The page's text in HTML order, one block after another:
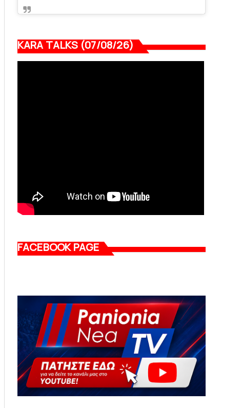
KARA TALKS (07/08/26)
FACEBOOK PAGE